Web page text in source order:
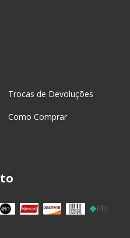
Trocas de Devoluções
Como Comprar